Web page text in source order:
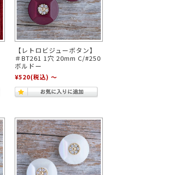
【レトロビジューボタン】
＃BT261 1穴 20mm C/#250
ボルドー
¥520(税込) ～